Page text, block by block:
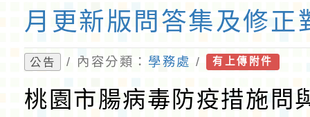
月更新版問答集及修正
公告 / 內容分類： 學務處 / 有上傳附件
桃園市腸病毒防疫措施問